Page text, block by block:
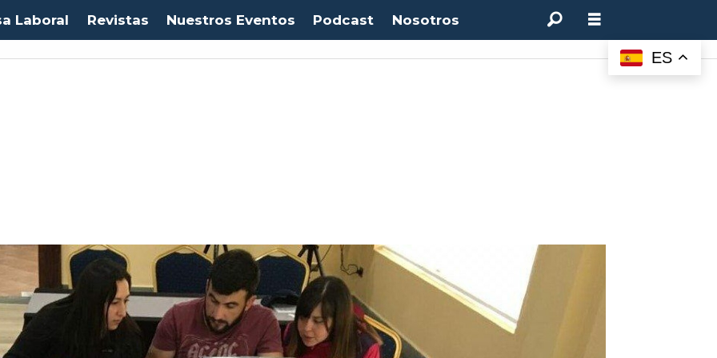
Laboral Revistas Nuestros Eventos Podcast Nosotros
ES
Bitcoin: $64.600,08